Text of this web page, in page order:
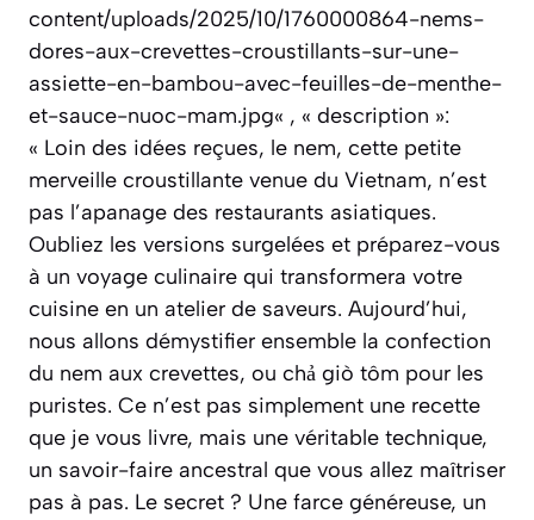
content/uploads/2025/10/1760000864-nems-
dores-aux-crevettes-croustillants-sur-une-
assiette-en-bambou-avec-feuilles-de-menthe-
et-sauce-nuoc-mam.jpg« , « description »:
« Loin des idées reçues, le nem, cette petite
merveille croustillante venue du Vietnam, n’est
pas l’apanage des restaurants asiatiques.
Oubliez les versions surgelées et préparez-vous
à un voyage culinaire qui transformera votre
cuisine en un atelier de saveurs. Aujourd’hui,
nous allons démystifier ensemble la confection
du nem aux crevettes, ou chả giò tôm pour les
puristes. Ce n’est pas simplement une recette
que je vous livre, mais une véritable technique,
un savoir-faire ancestral que vous allez maîtriser
pas à pas. Le secret ? Une farce généreuse, un